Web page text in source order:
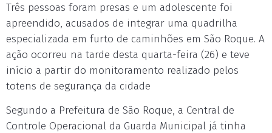
Três pessoas foram presas e um adolescente foi
apreendido, acusados de integrar uma quadrilha
especializada em furto de caminhões em São Roque. A
ação ocorreu na tarde desta quarta-feira (26) e teve
início a partir do monitoramento realizado pelos
totens de segurança da cidade
Segundo a Prefeitura de São Roque, a Central de
Controle Operacional da Guarda Municipal já tinha